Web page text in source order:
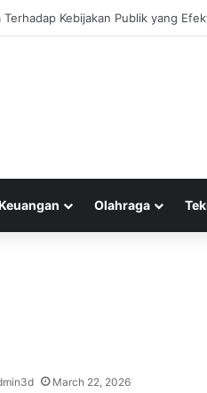
untuk Mengelola
Olahraga
March 22, 2026